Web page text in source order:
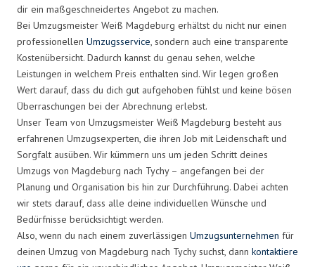
dir ein maßgeschneidertes Angebot zu machen.
Bei Umzugsmeister Weiß Magdeburg erhältst du nicht nur einen
professionellen Umzugsservice, sondern auch eine transparente
Kostenübersicht. Dadurch kannst du genau sehen, welche
Leistungen in welchem Preis enthalten sind. Wir legen großen
Wert darauf, dass du dich gut aufgehoben fühlst und keine bösen
Überraschungen bei der Abrechnung erlebst.
Unser Team von Umzugsmeister Weiß Magdeburg besteht aus
erfahrenen Umzugsexperten, die ihren Job mit Leidenschaft und
Sorgfalt ausüben. Wir kümmern uns um jeden Schritt deines
Umzugs von Magdeburg nach Tychy – angefangen bei der
Planung und Organisation bis hin zur Durchführung. Dabei achten
wir stets darauf, dass alle deine individuellen Wünsche und
Bedürfnisse berücksichtigt werden.
Also, wenn du nach einem zuverlässigen Umzugsunternehmen für
deinen Umzug von Magdeburg nach Tychy suchst, dann kontaktiere